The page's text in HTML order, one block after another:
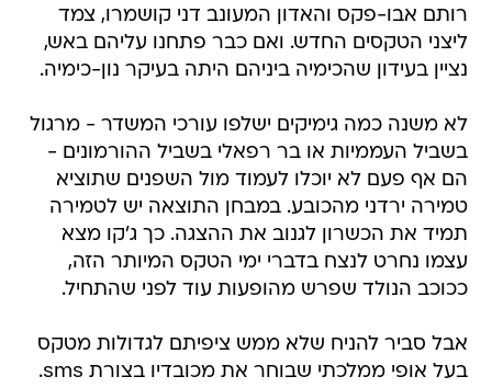
רותם אבו-פקס והאדון המעונב דני קושמרו, צמד
ליצני הטקסים החדש. ואם כבר פתחנו עליהם באש,
נציין בעידון שהכימיה ביניהם היתה בעיקר נון-כימיה.
לא משנה כמה גימיקים ישלפו עורכי המשדר - מרגול
בשביל העממיות או בר רפאלי בשביל ההורמונים -
הם אף פעם לא יוכלו לעמוד מול השפנים שתוציא
טמירה ירדני מהכובע. במבחן התוצאה יש לטמירה
תמיד את הכשרון לגנוב את ההצגה. כך ג'קו מצא
עצמו נחרט לנצח בדברי ימי הטקס המיותר הזה,
ככוכב הנולד שפרש מהופעות עוד לפני שהתחיל.
אבל סביר להניח שלא ממש ציפיתם לגדולות מטקס
בעל אופי ממלכתי שבוחר את מכובדיו בצורת sms.